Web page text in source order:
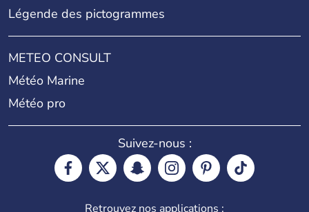
Légende des pictogrammes
METEO CONSULT
Météo Marine
Météo pro
Suivez-nous :
Retrouvez nos applications :